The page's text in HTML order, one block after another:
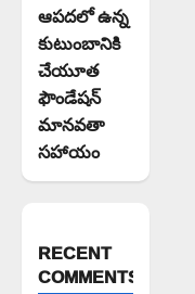
ఆపదలో ఉన్న
కుటుంబానికి
చేయూత
ఫౌండేషన్
మానవతా
సహాయం
RECENT
COMMENTS